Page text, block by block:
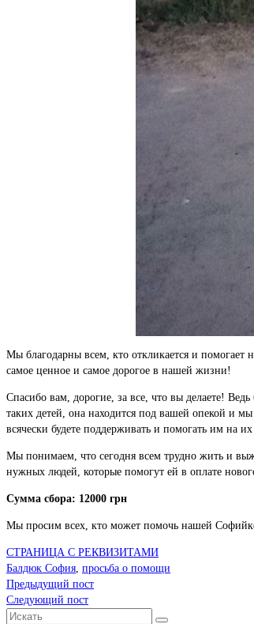
Мы благодарны всем, кто откликается и
самое ценное и самое дорогое в нашей жизни!
Спасибо вам, дорогие, за все, что вы делаете!
таких детей, она находится под вашей опекой и
всячески будете поддерживать и помогать им на
Мы понимаем, что сегодня всем трудно жить и
нужных людей, которые помогут ей в оплате
Сумма сбора: 12000 грн
Мы просим всех, кто может помочь нашей
СТРАНИЦА С РЕКВИЗИТАМИ
Балдюк София, просьба о помощи
Предыдущий пост
Следующий пост
Искать: